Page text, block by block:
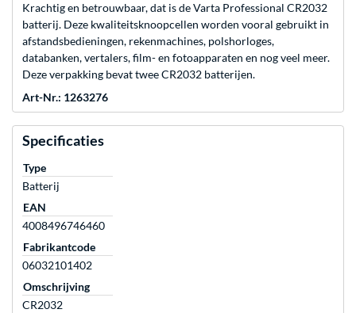
Krachtig en betrouwbaar, dat is de Varta Professional CR2032
batterij. Deze kwaliteitsknoopcellen worden vooral gebruikt in
afstandsbedieningen, rekenmachines, polshorloges,
databanken, vertalers, film- en fotoapparaten en nog veel meer.
Deze verpakking bevat twee CR2032 batterijen.
Art-Nr.: 1263276
Specificaties
Type
Batterij
EAN
4008496746460
Fabrikantcode
06032101402
Omschrijving
CR2032